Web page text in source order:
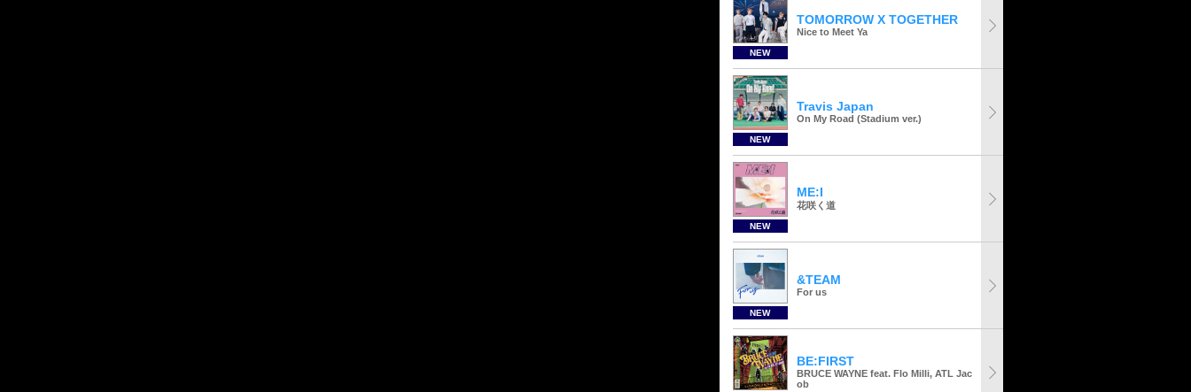
NEW
TOMORROW X TOGETHER
Nice to Meet Ya
NEW
Travis Japan
On My Road (Stadium ver.)
NEW
ME:I
花咲く道
NEW
&TEAM
For us
BE:FIRST
BRUCE WAYNE feat. Flo Milli, ATL Jac
ob